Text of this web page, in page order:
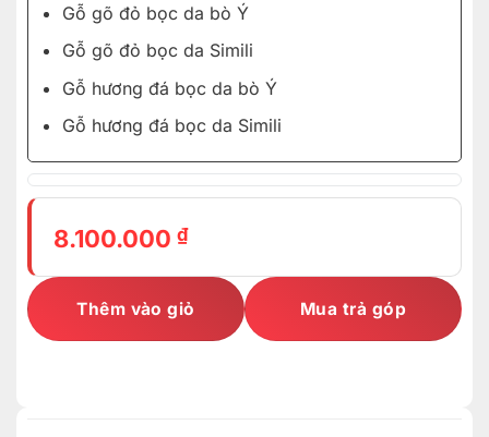
Gỗ gõ đỏ bọc da bò Ý
Gỗ gõ đỏ bọc da Simili
Gỗ hương đá bọc da bò Ý
Gỗ hương đá bọc da Simili
8.100.000 ₫
Thêm vào giỏ Mua trả góp